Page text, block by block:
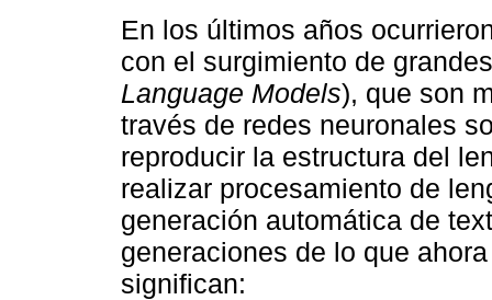
En los últimos años
con el surgimiento de
Language Models), que son
través de redes neuronales
reproducir la estructura del
realizar procesamiento de
generación automática de
generaciones de lo que
significan: